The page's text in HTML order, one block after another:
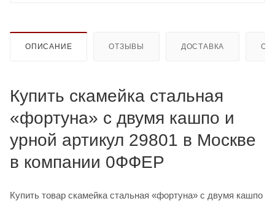
ОПИСАНИЕ ОТЗЫВЫ ДОСТАВКА
Купить скамейка стальная
«фортуна» с двумя кашпо и
урной артикул 29801 в Москве
в компании 0ФФЕР
Купить товар скамейка стальная «фортуна» с двумя кашпо